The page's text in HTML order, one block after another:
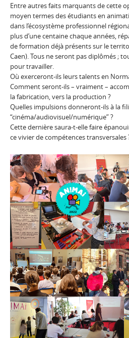
Entre autres faits marquants de cette
moyen termes des étudiants en
dans l’écosystème professionnel
plus d’une centaine chaque années,
de formation déjà présents sur le
Caen). Tous ne seront pas diplômés ;
pour travailler.
Où exerceront-ils leurs talents en
Comment seront-ils – vraiment –
la fabrication, vers la production ?
Quelles impulsions donneront-ils à la
“cinéma/audiovisuel/numérique” ?
Cette dernière saura-t-elle faire
ce vivier de compétences transversales